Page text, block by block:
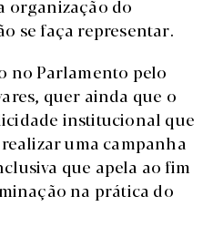
organização do
se faça representar.
no Parlamento pelo
quer ainda que o
institucional que
uma campanha
que apela ao fim
na prática do